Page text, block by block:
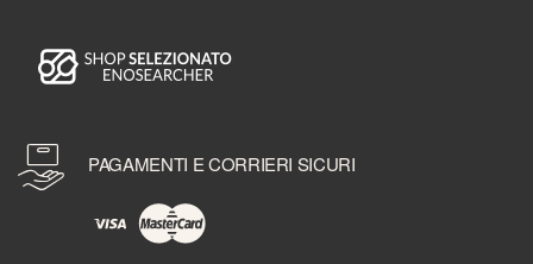
PAGAMENTI E CORRIERI SICURI